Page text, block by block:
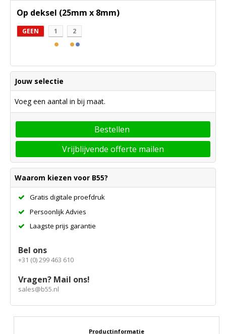
Op deksel (25mm x 8mm)
GEEN 1 2
Jouw selectie
Voeg een aantal in bij maat.
Bestellen
Vrijblijvende offerte mailen
Waarom kiezen voor B55?
Gratis digitale proefdruk
Persoonlijk Advies
Laagste prijs garantie
Bel ons
+31 (0) 299 463 610
Vragen? Mail ons!
sales@b55.nl
Productinformatie